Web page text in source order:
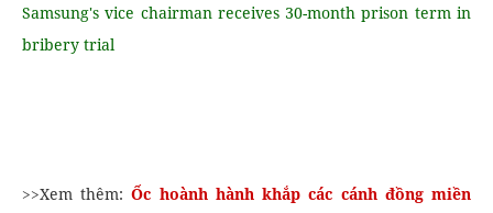
Samsung's vice chairman receives 30-month prison term in
bribery trial
>>Xem thêm:Ốc hoành hành khắp các cánh đồng miền